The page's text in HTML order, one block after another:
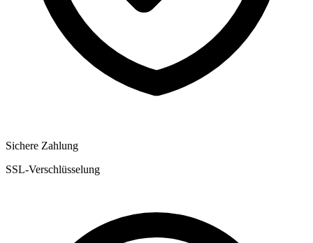
Sichere Zahlung
SSL-Verschlüsselung